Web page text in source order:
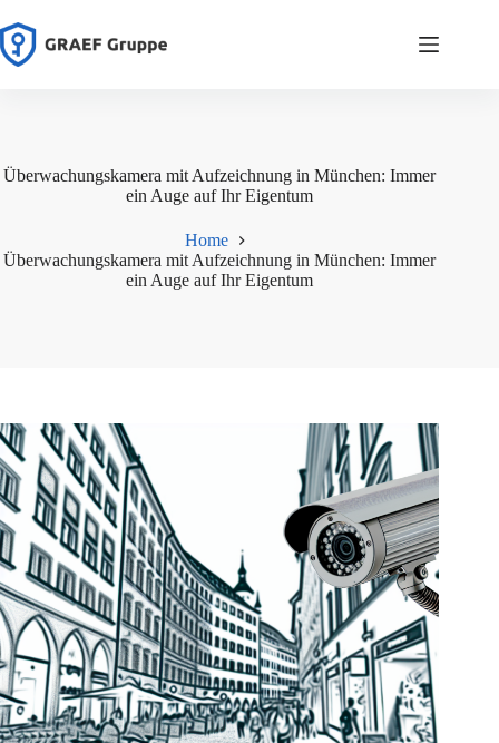
Inhalt
springen
Überwachungskamera mit Aufzeichnung in München: Immer
ein Auge auf Ihr Eigentum
Home
Überwachungskamera mit Aufzeichnung in München: Immer
ein Auge auf Ihr Eigentum